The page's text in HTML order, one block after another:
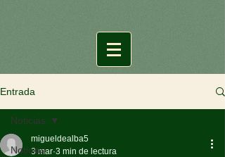
Entrada
Noticias
Noticias
migueldealba5
3 mar 3 min de lectura